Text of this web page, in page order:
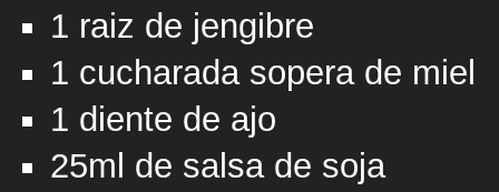
1 raiz de jengibre
1 cucharada sopera de miel
1 diente de ajo
25ml de salsa de soja